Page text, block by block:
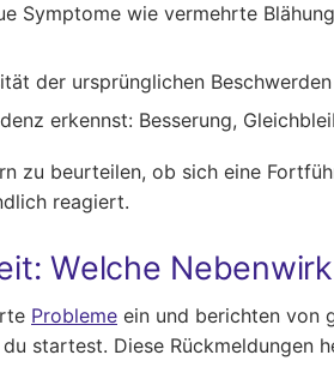
Symptome wie vermehrte
der ursprünglichen
erkennst: Besserung,
zu beurteilen, ob sich eine
reagiert.
Welche
Probleme ein und berichten von
startest. Diese Rückmeldungen